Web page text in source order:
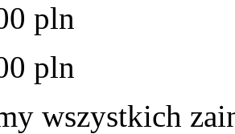
pln
pln
wszystkich